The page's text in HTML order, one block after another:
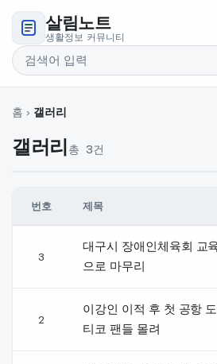
살림노트
생활정보 커뮤니티
검색어
홈 › 갤러리
갤러리 총 3건
번호 제목
3
대구시 장애인체육회 교
으로 마무리
2
이강인 이적 후 첫 공항
티코 팬들 몰려